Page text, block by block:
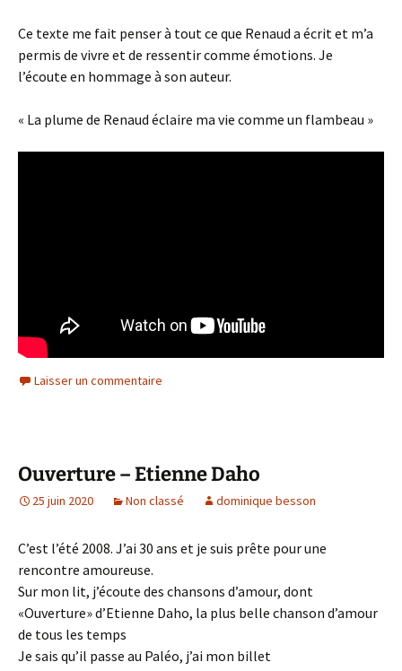
Ce texte me fait penser à tout ce que Renaud a écrit et m’a
permis de vivre et de ressentir comme émotions. Je
l’écoute en hommage à son auteur.
« La plume de Renaud éclaire ma vie comme un flambeau »
Laisser un commentaire
Ouverture – Etienne Daho
25 juin 2020 Non classé dominique besson
C’est l’été 2008. J’ai 30 ans et je suis prête pour une
rencontre amoureuse.
Sur mon lit, j’écoute des chansons d’amour, dont
«Ouverture» d’Etienne Daho, la plus belle chanson d’amour
de tous les temps
Je sais qu’il passe au Paléo, j’ai mon billet